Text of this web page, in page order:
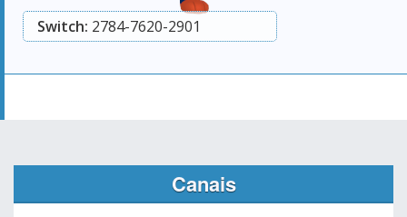
Switch: 2784-7620-2901
Canais